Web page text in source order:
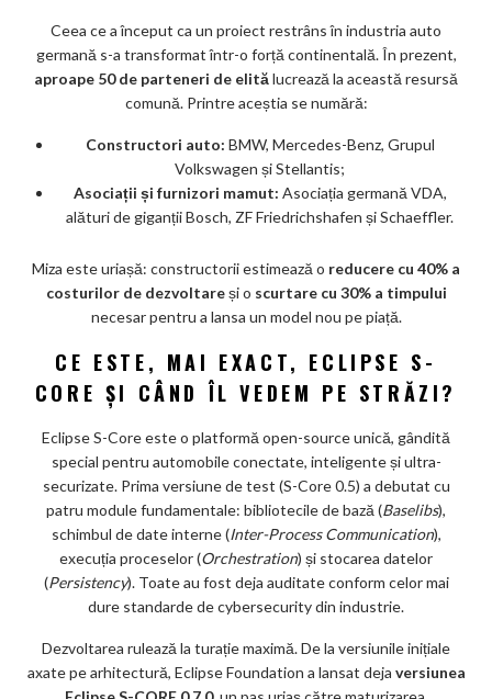
Ceea ce a început ca un proiect restrâns în industria auto
germană s-a transformat într-o forță continentală. În prezent,
aproape 50 de parteneri de elitălucrează la această resursă
comună. Printre aceștia se numără:
Constructori auto: BMW, Mercedes-Benz, Grupul
Volkswagen și Stellantis;
Asociații și furnizori mamut: Asociația germană VDA,
alături de giganții Bosch, ZF Friedrichshafen și Schaeffler.
Miza este uriașă: constructorii estimează o reducere cu 40% a
costurilor de dezvoltareși o scurtare cu 30% a timpului
necesar pentru a lansa un model nou pe piață.
CE ESTE, MAI EXACT, ECLIPSE S-
CORE ȘI CÂND ÎL VEDEM PE STRĂZI?
Eclipse S-Core este o platformă open-source unică, gândită
special pentru automobile conectate, inteligente și ultra-
securizate. Prima versiune de test (S-Core 0.5) a debutat cu
patru module fundamentale: bibliotecile de bază (Baselibs),
schimbul de date interne (Inter-Process Communication),
execuția proceselor (Orchestration) și stocarea datelor
(Persistency). Toate au fost deja auditate conform celor mai
dure standarde de cybersecurity din industrie.
Dezvoltarea rulează la turație maximă. De la versiunile inițiale
axate pe arhitectură, Eclipse Foundation a lansat deja versiunea